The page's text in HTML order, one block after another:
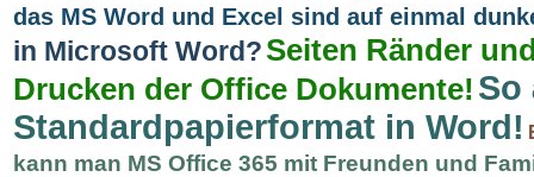
das MS Word und Excel sind auf einmal
in Microsoft Word?Seiten Ränder
Drucken der Office Dokumente! So
Standardpapierformat in Word!
kann man MS Office 365 mit Freunden und